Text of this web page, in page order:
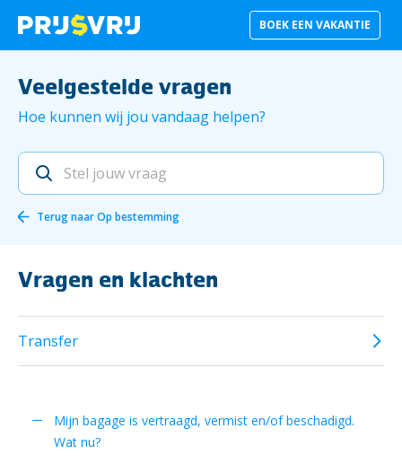
BOEK EEN VAKANTIE
Veelgestelde vragen
Hoe kunnen wij jou vandaag helpen?
Terug naarOp bestemming
Vragen en klachten
Transfer
Mijn bagage is vertraagd, vermist en/of beschadigd.
Wat nu?